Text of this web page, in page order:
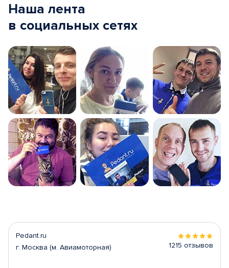
Наша лента
в социальных сетях
Pedant.ru
г. Москва (м. Авиамоторная)
1215 отзывов